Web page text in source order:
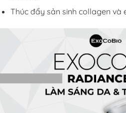
Thúc đẩy sản sinh collagen và